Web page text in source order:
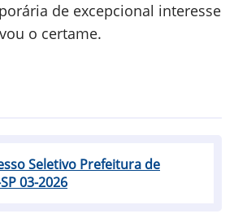
de excepcional interesse
o certame.
Seletivo Prefeitura de
03-2026